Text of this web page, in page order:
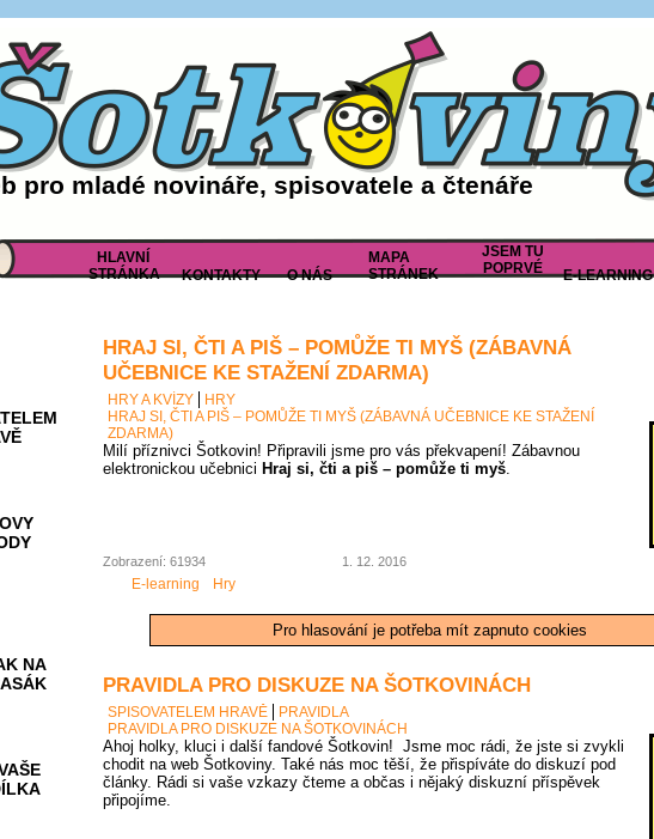
pro mladé novináře, spisovatele a čtenáře
HLAVNÍ
STRÁNKA
KONTAKTY O NÁS
MAPA
STRÁNEK
JSEM TU
POPRVÉ
E-LEARNING
NA
HRAJ SI, ČTI A PIŠ – POMŮŽE TI MYŠ (ZÁBAVNÁ
UČEBNICE KE STAŽENÍ ZDARMA)
HRY A KVÍZY
HRY
HRAJ SI, ČTI A PIŠ – POMŮŽE TI MYŠ (ZÁBAVNÁ UČEBNICE KE STAŽENÍ
ZDARMA)
Milí příznivci Šotkovin! Připravili jsme pro vás překvapení! Zábavnou
elektronickou učebnici Hraj si, čti a piš – pomůže ti myš.
Zobrazení: 61934 1. 12. 2016
E-learning Hry
Pro hlasování je potřeba mít zapnuto cookies
PRAVIDLA PRO DISKUZE NA ŠOTKOVINÁCH
SPISOVATELEM HRAVĚ
PRAVIDLA
PRAVIDLA PRO DISKUZE NA ŠOTKOVINÁCH
Ahoj holky, kluci i další fandové Šotkovin! Jsme moc rádi, že jste si zvykli
chodit na web Šotkoviny. Také nás moc těší, že přispíváte do diskuzí pod
články. Rádi si vaše vzkazy čteme a občas i nějaký diskuzní příspěvek
připojíme.